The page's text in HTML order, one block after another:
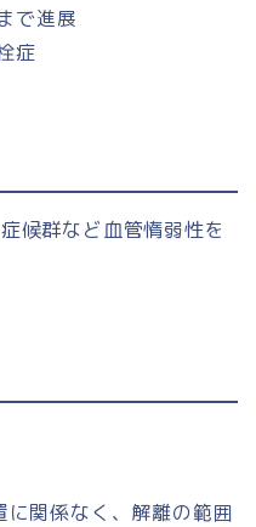
で進展
症
候群など血管惰弱性を
に関係なく、解離の範囲